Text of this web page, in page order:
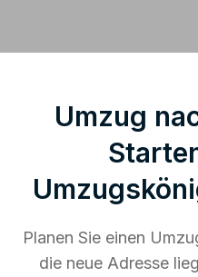
Umzug
Planen Sie einen
die neue Adresse